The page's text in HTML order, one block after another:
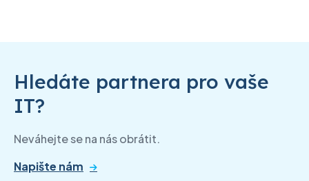
Hledáte partnera pro vaše
IT?
Neváhejte se na nás obrátit.
Napište nám